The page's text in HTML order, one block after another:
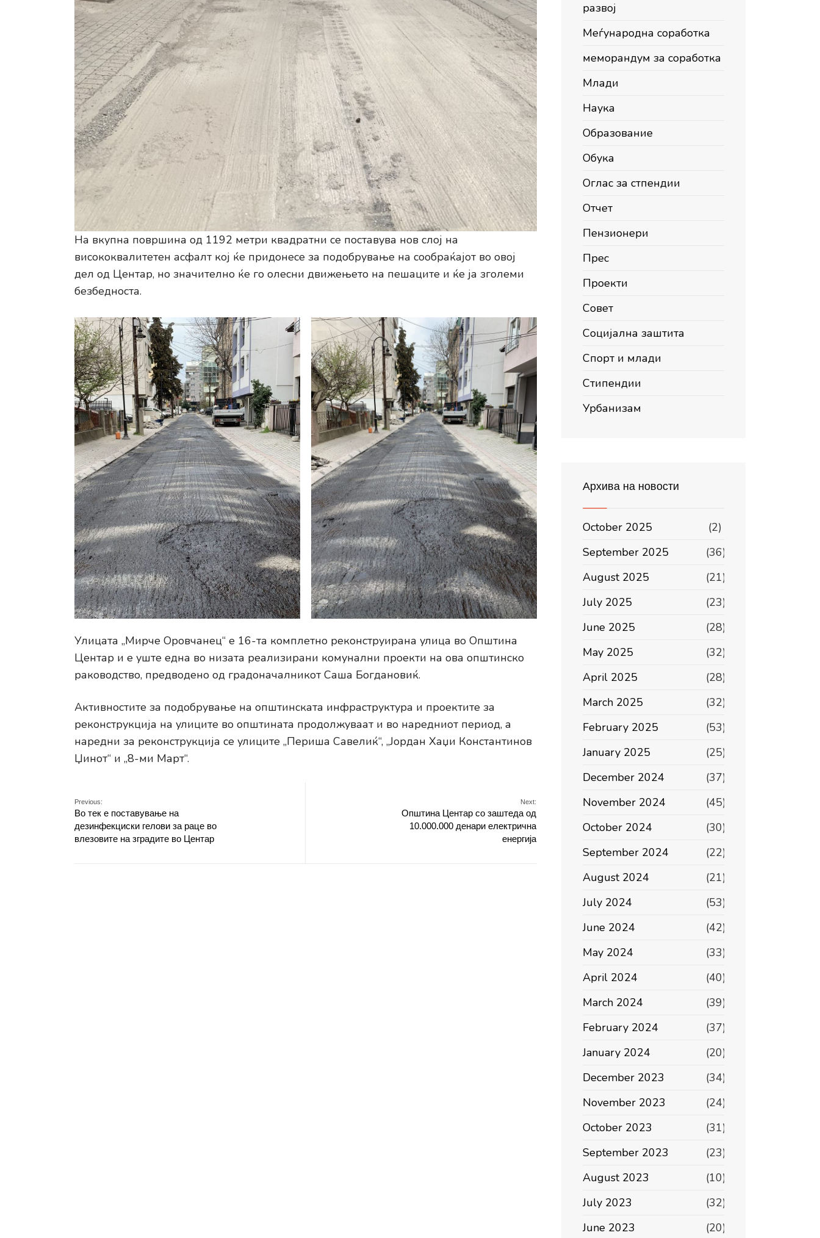
На вкупна површина од 1192 метри квадратни се поставува нов слој на
висококвалитетен асфалт кој ќе придонесе за подобрување на сообраќајот во овој
дел од Центар, но значително ќе го олесни движењето на пешаците и ќе ја зголеми
безбедноста.
Улицата „Мирче Оровчанец“ е 16-та комплетно реконструирана улица во Општина
Центар и е уште една во низата реализирани комунални проекти на ова општинско
раководство, предводено од градоначалникот Саша Богдановиќ.
Активностите за подобрување на општинската инфраструктура и проектите за
реконструкција на улиците во општината продолжуваат и во наредниот период, а
наредни за реконструкција се улиците „Периша Савелиќ“, „Јордан Хаџи Константинов
Џинот“ и „8-ми Март“.
Previous:
Во тек е поставување на
дезинфекциски гелови за раце во
влезовите на зградите во Центар
Next:
Општина Центар со заштеда од
10.000.000 денари електрична
енергија
развој
Меѓународна соработка
меморандум за соработка
Млади
Наука
Образование
Обука
Оглас за стпендии
Отчет
Пензионери
Прес
Проекти
Совет
Социјална заштита
Спорт и млади
Стипендии
Урбанизам
Архива на новости
October 2025
(2)
September 2025
(36)
August 2025
(21)
July 2025
(23)
June 2025
(28)
May 2025
(32)
April 2025
(28)
March 2025
(32)
February 2025
(53)
January 2025
(25)
December 2024
(37)
November 2024
(45)
October 2024
(30)
September 2024
(22)
August 2024
(21)
July 2024
(53)
June 2024
(42)
May 2024
(33)
April 2024
(40)
March 2024
(39)
February 2024
(37)
January 2024
(20)
December 2023
(34)
November 2023
(24)
October 2023
(31)
September 2023
(23)
August 2023
(10)
July 2023
(32)
June 2023
(20)